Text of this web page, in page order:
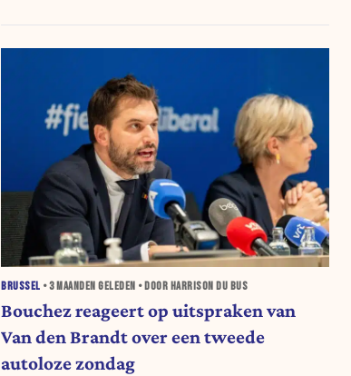
BRUSSEL •3 MAANDEN GELEDEN • DOOR HARRISON DU BUS
Bouchez reageert op uitspraken van
Van den Brandt over een tweede
autoloze zondag